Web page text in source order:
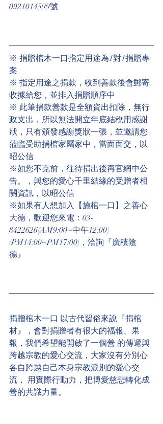
0921014599號
※ 捐贈棺木一口指定用途為1對1捐贈專
案
※ 指定用途之捐款，收到善款後會郵寄
收據給您，並排入捐贈順序中
※ 此筆捐款善款是全額資出扣除，無行
政支出，所以無法開立年底結稅用感謝
狀，只有頒發感謝獎狀一張，並邀請您
蒞臨受助捐棺家屬家中，當面面交，以
昭公信
※如您不克前，往待捐出後再官網中公
告。，與您的愛心千里結緣的受贈者相
關資訊，以昭公信
※如果有人想加入【施棺一口】之善心
大德，歡迎您來電：03-
8422626(AM9:00~中午12:00)
(PM14:00~PM17:00)，洽詢『廣積陰
德』
捐贈棺木一口 以古代習俗來說『捐棺
材』，會對捐贈者有很大的福報、果
報，我們希望能開啟了一個善 的傳遞與
跨越宗教的愛心交流，大家沒有分別心
各自跨越自己本身宗教派別的愛心交
流， 用實際行動力，把博愛慈悲轉化成
善的共識力量。